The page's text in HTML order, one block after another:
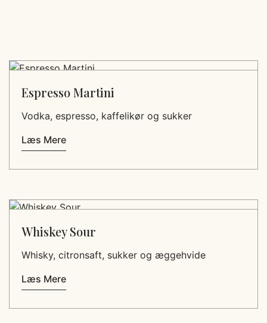
Espresso Martini
Vodka, espresso, kaffelikør og sukker
Læs Mere
Whiskey Sour
Whisky, citronsaft, sukker og æggehvide
Læs Mere